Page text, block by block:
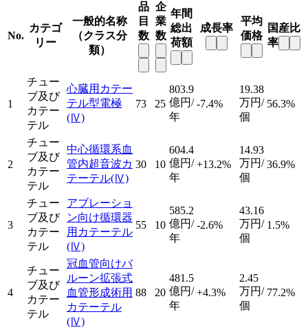
No.
カテゴ
リー
一般的名称
（クラス分
類）
品
目
数
企
業
数
年間
総出
荷額
成長率
平均
価格
国産比
率
1
チュー
ブ及び
カテー
テル
心臓用カテー
テル型電極
(Ⅳ)
73 25
803.9
億円/
年
-7.4%
19.38
万円/
個
56.3%
2
チュー
ブ及び
カテー
テル
中心循環系血
管内超音波カ
テーテル(Ⅳ)
30 10
604.4
億円/
年
+13.2%
14.93
万円/
個
36.9%
3
チュー
ブ及び
カテー
テル
アブレーショ
ン向け循環器
用カテーテル
(Ⅳ)
55 10
585.2
億円/
年
-2.6%
43.16
万円/
個
1.5%
4
チュー
ブ及び
カテー
テル
冠血管向けバ
ルーン拡張式
血管形成術用
カテーテル
(Ⅳ)
88 20
481.5
億円/
年
+4.3%
2.45
万円/
個
77.2%